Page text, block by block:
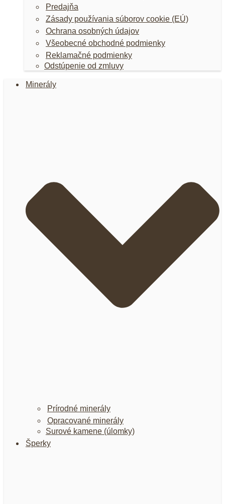
Predajňa
Zásady používania súborov cookie (EÚ)
Ochrana osobných údajov
Všeobecné obchodné podmienky
Reklamačné podmienky
Odstúpenie od zmluvy
Minerály
Prírodné minerály
Opracované minerály
Surové kamene (úlomky)
Šperky